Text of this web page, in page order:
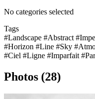
No categories selected
Tags
#Landscape #Abstract
#Horizon #Line #Sky
#Ciel #Ligne #Imparfait
Photos (28)